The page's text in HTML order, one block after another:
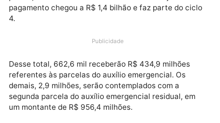
O crédito do auxílio emergencial foi liberado hoje
para 3,6 milhões de brasileiros nascidos em julho. O
4.
Publicidade
Desse total, 662,6 mil receberão R$ 434,9 milhões